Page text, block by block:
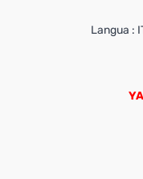
Langua :